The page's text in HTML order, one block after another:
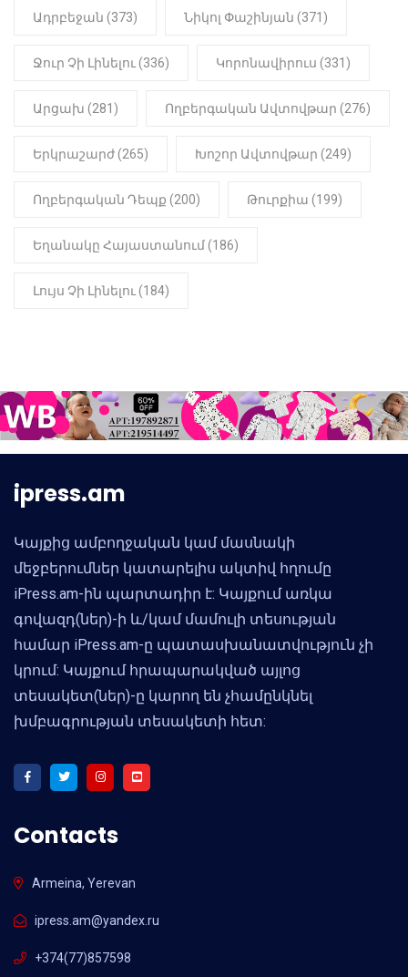
Ադրբեջան (373) Նիկոլ Փաշինյան (371)
Ջուր Չի Լինելու (336) Կորոնավիրուս (331)
Արցախ (281) Ողբերգական Ավտովթար (276)
Երկրաշարժ (265) Խոշոր Ավտովթար (249)
Ողբերգական Դեպք (200) Թուրքիա (199)
Եղանակը Հայաստանում (186)
Լույս Չի Լինելու (184)
ipress.am
Կայքից ամբողջական կամ մասնակի
մեջբերումներ կատարելիս ակտիվ հղումը
iPress.am-ին պարտադիր է: Կայքում առկա
գովազդ(ներ)-ի և/կամ մամուլի տեսության
համար iPress.am-ը պատասխանատվություն չի
կրում: Կայքում հրապարակված այլոց
տեսակետ(ներ)-ը կարող են չհամընկնել
խմբագրության տեսակետի հետ:
Contacts
Armeina, Yerevan
ipress.am@yandex.ru
+374(77)857598